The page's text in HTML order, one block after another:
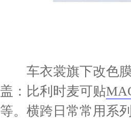
车衣裳旗下改色膜
盖：比利时麦可贴
等。横跨日常常用系